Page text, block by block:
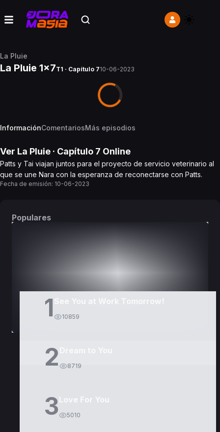
La Pluie
La Pluie 1x7T1 · Capítulo 710-06-2023
InformaciónComentariosMás episodios
Ver La Pluie · Capítulo 7 Online
Patts y Tai viajan juntos para el proyecto de servicio veterinario al
que se une Nara con la esperanza de reconectarse con Patts.
Fecha de emisión: 10-06-2023
Populares
1 See You at Work Tomorrow!
10859
2 8719
3Love For You
5010